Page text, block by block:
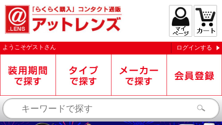
ようこそゲスト さん ログインする
お知らせを受信する